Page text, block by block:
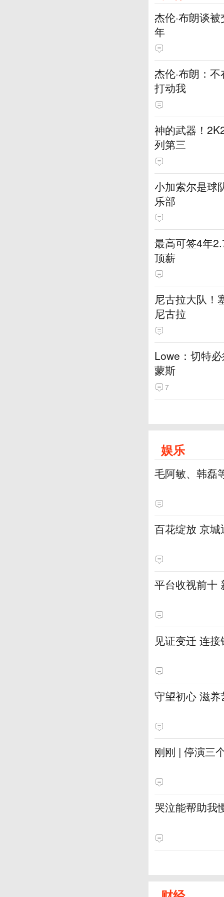
杰伦·布朗谈
年
杰伦·布朗：
打动我
神的武器！
列第三
小加索尔是球
乐部
最高可签4年
顶薪
尼古拉大队！
尼古拉
Lowe：切特
蒙斯
7
娱乐
毛阿敏、韩磊
百花绽放 京
平台收视前十
见证变迁 连
守望初心 滋
刚刚 | 停演三
哭泣能帮助我